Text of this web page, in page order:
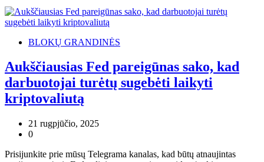
BLOKŲ GRANDINĖS
Aukščiausias Fed pareigūnas sako, kad
darbuotojai turėtų sugebėti laikyti
kriptovaliutą
21 rugpjūčio, 2025
0
Prisijunkite prie mūsų Telegrama kanalas, kad būtų atnaujintas